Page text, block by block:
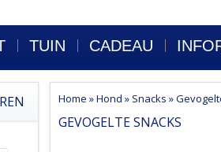
TUIN CADEAU
Home »Hond » Snacks »
GEVOGELTE SNACKS